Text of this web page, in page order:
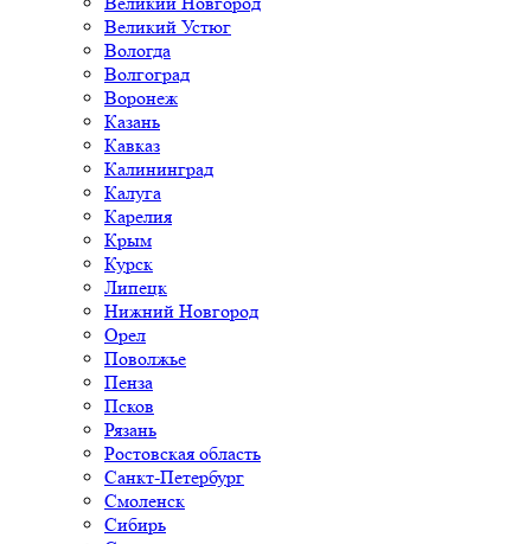
Великий Устюг
Вологда
Волгоград
Воронеж
Казань
Кавказ
Калининград
Калуга
Карелия
Крым
Курск
Липецк
Нижний Новгород
Орел
Поволжье
Пенза
Псков
Рязань
Ростовская область
Санкт-Петербург
Смоленск
Сибирь